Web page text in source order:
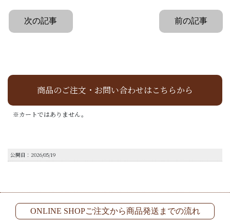
次の記事 前の記事
商品のご注文・お問い合わせはこちらから
※カートではありません。
公開日：2026/05/19
ONLINE SHOPご注文から商品発送までの流れ